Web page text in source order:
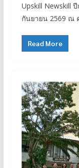
Upskill Newskill
กันยายน 2569 ณ
Read More